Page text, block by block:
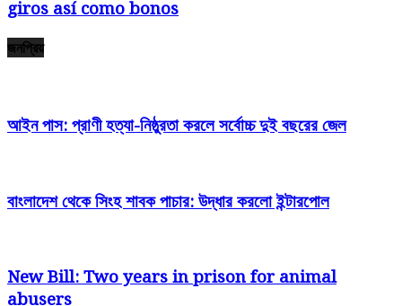
giros así­ como bonos
জনপ্রিয়
আইন পাস: প্রাণী হত্যা-নিষ্ঠুরতা করলে সর্বোচ্চ দুই বছরের জেল
বাংলাদেশ থেকে সিংহ শাবক পাচার: উদ্ধার করলো ইন্টারপোল
New Bill: Two years in prison for animal
abusers